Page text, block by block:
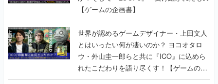
とはいったい何が凄いのか？ ヨコオタロ
ウ・外山圭一郎らと共に『ICO』に込めら
れたこだわりを語り尽くす！【ゲームの企
画書】
【ゲームの企画書】『ペルソナ3』を築き
上げたのは反骨心とリスペクトだった。赤
い企画書のもとに集った“愚連隊”がシリー